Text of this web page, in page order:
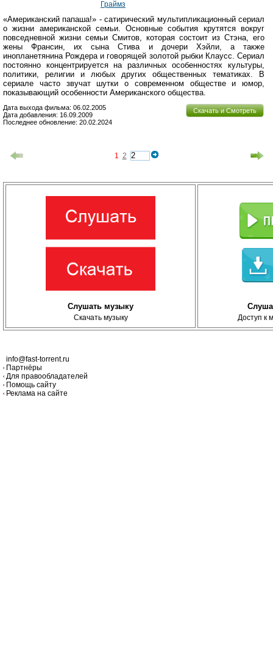
Граймз
«Американский папаша!» - сатирический мультипликационный сериал
о жизни американской семьи. Основные события крутятся вокруг
повседневной жизни семьи Смитов, которая состоит из Стэна, его
жены Франсин, их сына Стива и дочери Хэйли, а также
инопланетянина Рождера и говорящей золотой рыбки Клаусс. Сериал
постоянно концентрируется на различных особенностях культуры,
политики, религии и любых других общественных тематиках. В
сериале часто звучат шутки о современном обществе и юмор,
показывающий особенности Американского общества.
Скачать и Смотреть
Дата выхода фильма: 06.02.2005
Дата добавления: 16.09.2009
Последнее обновление: 20.02.2024
1 2
Слушать музыку
Скачать музыку Доступ к
info@fast-torrent.ru
Партнёры
Для правообладателей
Помощь сайту
Реклама на сайте